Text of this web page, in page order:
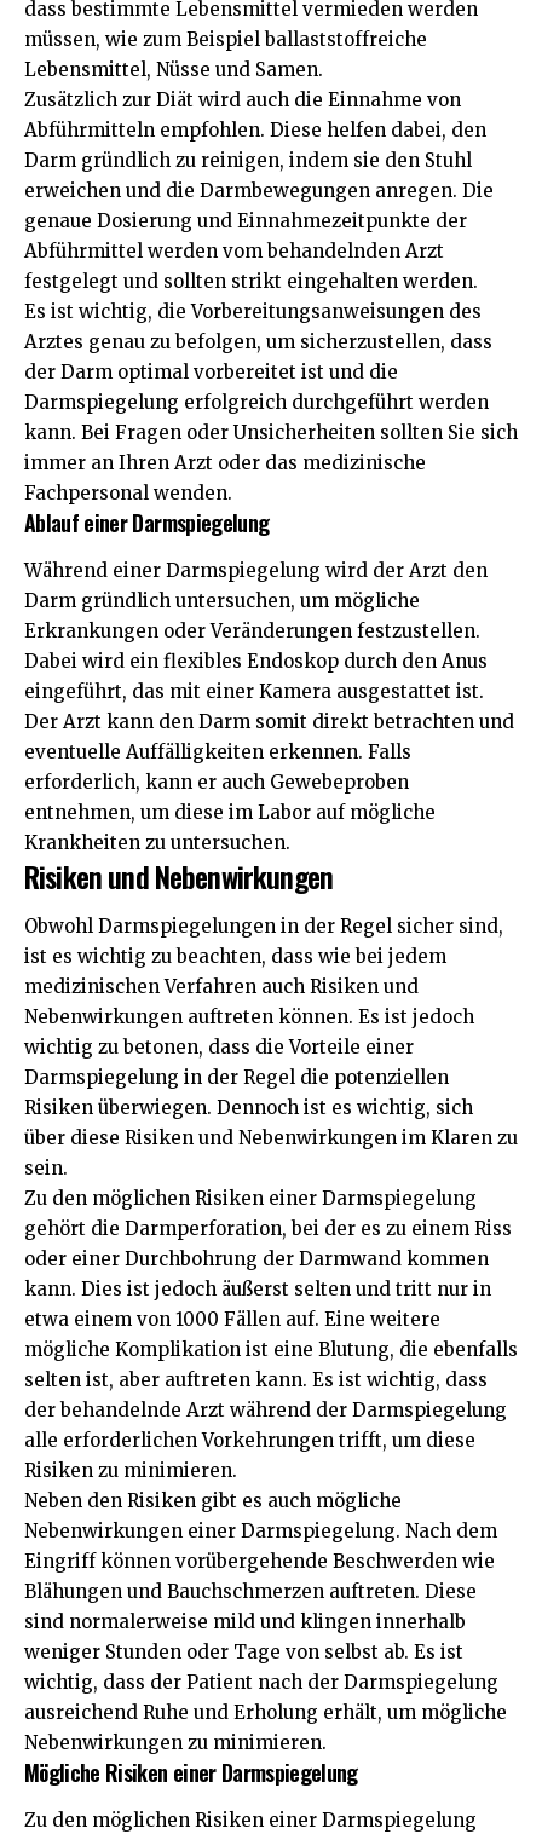
dass bestimmte Lebensmittel vermieden werden
müssen, wie zum Beispiel ballaststoffreiche
Lebensmittel, Nüsse und Samen.
Zusätzlich zur Diät wird auch die Einnahme von
Abführmitteln empfohlen. Diese helfen dabei, den
Darm gründlich zu reinigen, indem sie den Stuhl
erweichen und die Darmbewegungen anregen. Die
genaue Dosierung und Einnahmezeitpunkte der
Abführmittel werden vom behandelnden Arzt
festgelegt und sollten strikt eingehalten werden.
Es ist wichtig, die Vorbereitungsanweisungen des
Arztes genau zu befolgen, um sicherzustellen, dass
der Darm optimal vorbereitet ist und die
Darmspiegelung erfolgreich durchgeführt werden
kann. Bei Fragen oder Unsicherheiten sollten Sie sich
immer an Ihren Arzt oder das medizinische
Fachpersonal wenden.
Ablauf einer Darmspiegelung
Während einer Darmspiegelung wird der Arzt den
Darm gründlich untersuchen, um mögliche
Erkrankungen oder Veränderungen festzustellen.
Dabei wird ein flexibles Endoskop durch den Anus
eingeführt, das mit einer Kamera ausgestattet ist.
Der Arzt kann den Darm somit direkt betrachten und
eventuelle Auffälligkeiten erkennen. Falls
erforderlich, kann er auch Gewebeproben
entnehmen, um diese im Labor auf mögliche
Krankheiten zu untersuchen.
Risiken und Nebenwirkungen
Obwohl Darmspiegelungen in der Regel sicher sind,
ist es wichtig zu beachten, dass wie bei jedem
medizinischen Verfahren auch Risiken und
Nebenwirkungen auftreten können. Es ist jedoch
wichtig zu betonen, dass die Vorteile einer
Darmspiegelung in der Regel die potenziellen
Risiken überwiegen. Dennoch ist es wichtig, sich
über diese Risiken und Nebenwirkungen im Klaren zu
sein.
Zu den möglichen Risiken einer Darmspiegelung
gehört die Darmperforation, bei der es zu einem Riss
oder einer Durchbohrung der Darmwand kommen
kann. Dies ist jedoch äußerst selten und tritt nur in
etwa einem von 1000 Fällen auf. Eine weitere
mögliche Komplikation ist eine Blutung, die ebenfalls
selten ist, aber auftreten kann. Es ist wichtig, dass
der behandelnde Arzt während der Darmspiegelung
alle erforderlichen Vorkehrungen trifft, um diese
Risiken zu minimieren.
Neben den Risiken gibt es auch mögliche
Nebenwirkungen einer Darmspiegelung. Nach dem
Eingriff können vorübergehende Beschwerden wie
Blähungen und Bauchschmerzen auftreten. Diese
sind normalerweise mild und klingen innerhalb
weniger Stunden oder Tage von selbst ab. Es ist
wichtig, dass der Patient nach der Darmspiegelung
ausreichend Ruhe und Erholung erhält, um mögliche
Nebenwirkungen zu minimieren.
Mögliche Risiken einer Darmspiegelung
Zu den möglichen Risiken einer Darmspiegelung